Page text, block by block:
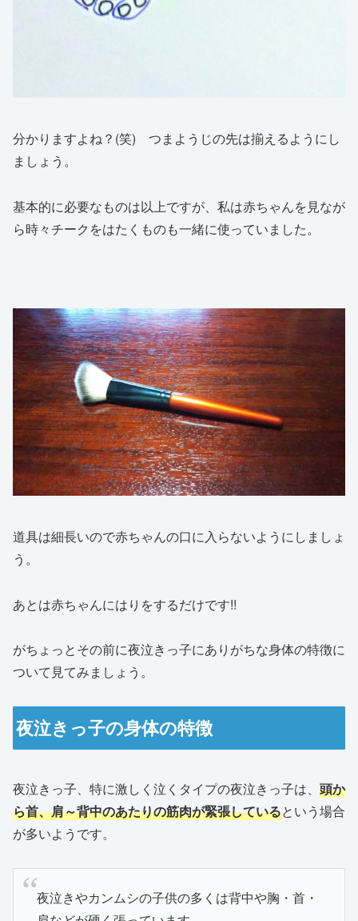
分かりますよね？(笑) つまようじの先は揃えるようにし
ましょう。
基本的に必要なものは以上ですが、私は赤ちゃんを見なが
ら時々チークをはたくものも一緒に使っていました。
道具は細長いので赤ちゃんの口に入らないようにしましょ
う。
あとは赤ちゃんにはりをするだけです!!
がちょっとその前に夜泣きっ子にありがちな身体の特徴に
ついて見てみましょう。
夜泣きっ子の身体の特徴
夜泣きっ子、特に激しく泣くタイプの夜泣きっ子は、 頭か
ら首、肩～背中のあたりの筋肉が緊張しているという場合
が多いようです。
夜泣きやカンムシの子供の多くは背中や胸・首・